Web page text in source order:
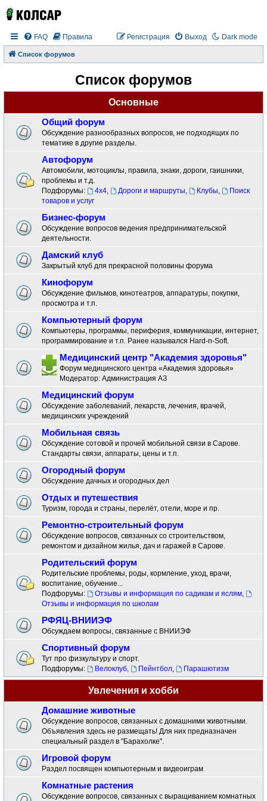
Dark mode
FAQ Правила Выход
Регистрация
Список форумов
Список форумов
Основные
Общий форум
Обсуждение разнообразных вопросов, не подходящих по
тематике в другие разделы.
Автофорум
Автомобили, мотоциклы, правила, знаки, дороги, гаишники,
проблемы и т.д.
Подфорумы:
4x4, Дороги и маршруты, Клубы,
Поиск
товаров и услуг
Бизнес-форум
Обсуждение вопросов ведения предпринимательской
деятельности.
Дамский клуб
Закрытый клуб для прекрасной половины форума
Кинофорум
Обсуждение фильмов, кинотеатров, аппаратуры, покупки,
просмотра и т.п.
Компьютерный форум
Компьютеры, программы, периферия, коммуникации, интернет,
программирование и т.п. Ранее назывался Hard-n-Soft.
Медицинский центр "Академия здоровья"
Форум медицинского центра «Академия здоровья»
Модератор: Администрация АЗ
Медицинский форум
Обсуждение заболеваний, лекарств, лечения, врачей,
медицинских учреждений
Мобильная связь
Обсуждение сотовой и прочей мобильной связи в Сарове.
Стандарты связи, аппараты, цены и т.п.
Огородный форум
Обсуждение дачных и огородных дел
Отдых и путешествия
Туризм, города и страны, перелёт, отели, море и пр.
Ремонтно-строительный форум
Обсуждение вопросов, связанных со строительством,
ремонтом и дизайном жилья, дач и гаражей в Сарове.
Родительский форум
Родительские проблемы, роды, кормление, уход, врачи,
воспитание, обучение...
Подфорумы:
Отзывы и информация по садикам и яслям,
Отзывы и информация по школам
РФЯЦ-ВНИИЭФ
Обсуждаем вопросы, связанные с ВНИИЭФ
Спортивный форум
Тут про физкультуру и спорт.
Подфорумы:
Велоклуб, Пейнтбол, Парашютизм
Увлечения и хобби
Домашние животные
Обсуждение вопросов, связанных с домашними животными.
Объявления здесь не размещать! Для них предназначен
специальный раздел в "Барахолке".
Игровой форум
Раздел посвящен компьютерным и видеоиграм
Комнатные растения
Обсуждение вопросов, связанных с выращиванием комнатных